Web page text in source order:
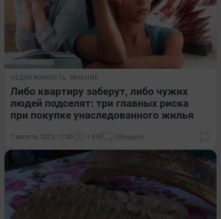
НЕДВИЖИМОСТЬ МНЕНИЕ
Либо квартиру заберут, либо чужих
людей подселят: три главных риска
при покупке унаследованного жилья
7 августа, 2023, 11:00 1 538 Обсудить